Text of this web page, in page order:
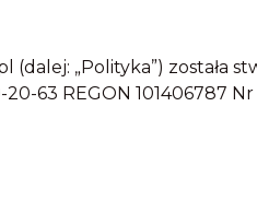
„Polityka”) została
20-63 REGON 101406787